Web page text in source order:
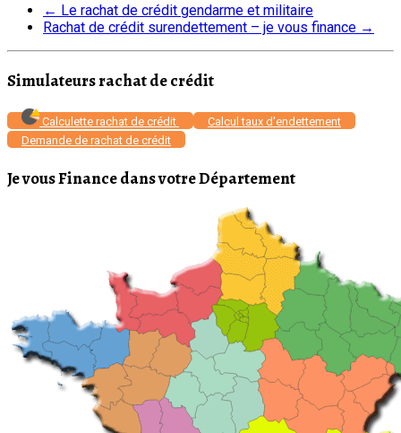
← Le rachat de crédit gendarme et militaire
Rachat de crédit surendettement – je vous finance →
Simulateurs rachat de crédit
Calculette rachat de crédit
Calcul taux d'endettement
Demande de rachat de crédit
Je vous Finance dans votre Département